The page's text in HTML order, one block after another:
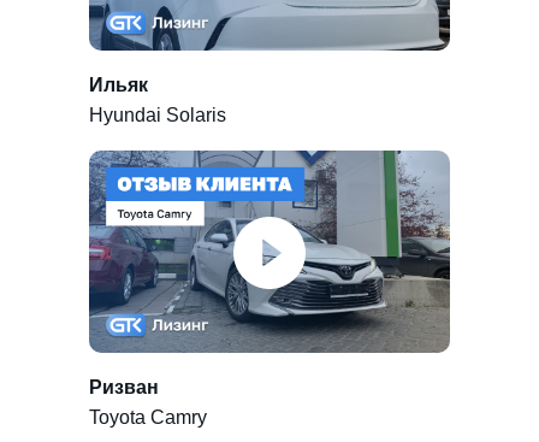
Ильяк
Hyundai Solaris
Ризван
Toyota Camry